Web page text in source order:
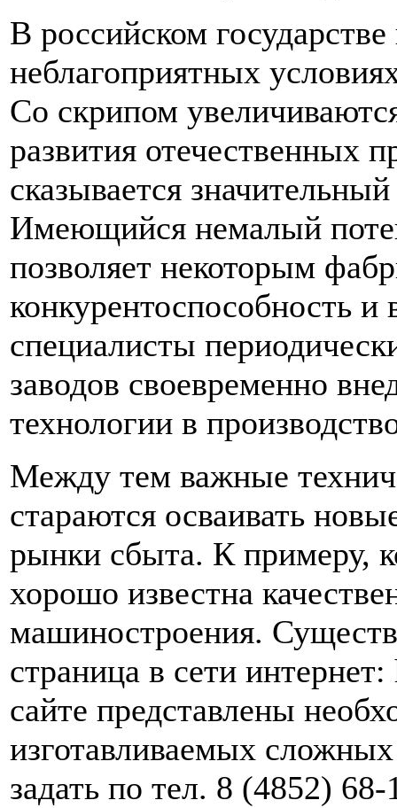
В российском
неблагоприятных
Со скрипом
развития отечественных
сказывается
Имеющийся немалый
позволяет некоторым
конкурентоспособность
специалисты
заводов своевременно
технологии в
Между тем важные
стараются осваивать
рынки сбыта. К примеру,
хорошо известна
машиностроения.
страница в сети
сайте представлены
изготавливаемых
задать по тел. 8 (4852)